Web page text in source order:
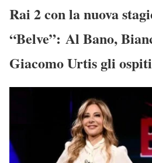
Rai 2 con la nuova
“Belve”: Al Bano,
Giacomo Urtis gli